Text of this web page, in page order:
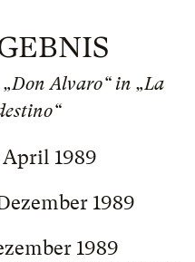
Alvaro“ in „La
April 1989
1989
1989